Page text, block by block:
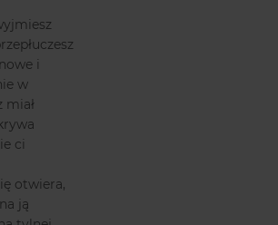
i
w
ci
otwiera,
ją